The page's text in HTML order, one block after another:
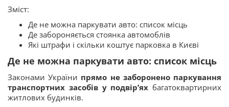
Зміст:
Де не можна паркувати авто: список місць
Де забороняється стоянка автомоблів
Які штрафи і скільки коштує парковка в Києві
Де не можна паркувати авто: список місць
Законами України прямо не заборонено паркування
транспортних засобів у подвір’ях багатоквартирних
житлових будинків.